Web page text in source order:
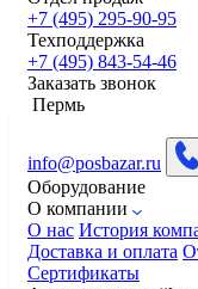
+7 (495) 295-90-95
Техподдержка
+7 (495) 843-54-46
Заказать звонок
Пермь
info@posbazar.ru
Оборудование
О компании
О нас История
Доставка и оплата
Сертификаты